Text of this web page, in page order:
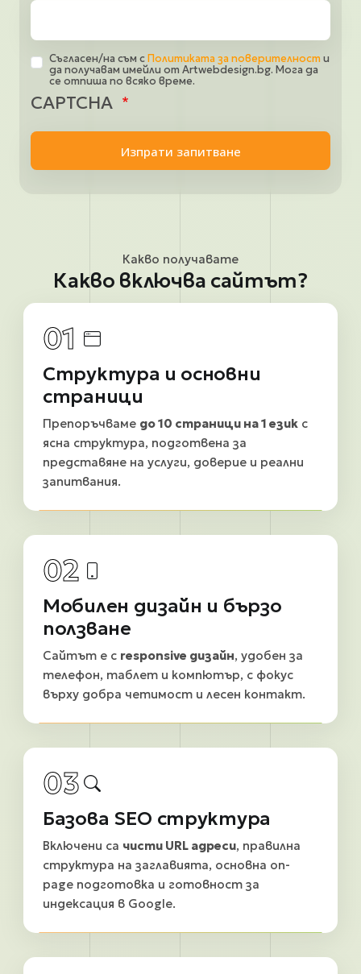
Съгласен/на съм сПолитиката за поверителности
да получавам имейли от Artwebdesign.bg. Мога да
се отпиша по всяко време.
CAPTCHA
Какво получавате
Какво включва сайтът?
01
Структура и основни
страници
Препоръчваме до 10 страници на 1 език с
ясна структура, подготвена за
представяне на услуги, доверие и реални
запитвания.
02
Мобилен дизайн и бързо
ползване
Сайтът е с responsive дизайн, удобен за
телефон, таблет и компютър, с фокус
върху добра четимост и лесен контакт.
03
Базова SEO структура
Включени са чисти URL адреси, правилна
структура на заглавията, основна on-
page подготовка и готовност за
индексация в Google.